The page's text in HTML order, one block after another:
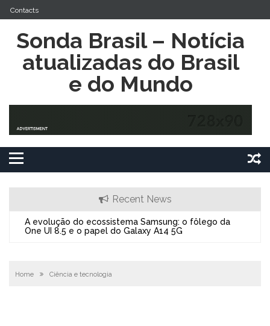
Skip
to
content
Contacts
Sonda Brasil – Notícia
atualizadas do Brasil
e do Mundo
Recent News
A evolução do ecossistema Samsung: o fôlego da
One UI 8.5 e o papel do Galaxy A14 5G
Home Ciência e tecnologia